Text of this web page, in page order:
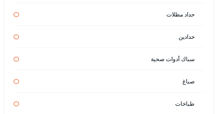
حداد مظلات
حدادين
سباك أدوات صحية
صباغ
طباخات